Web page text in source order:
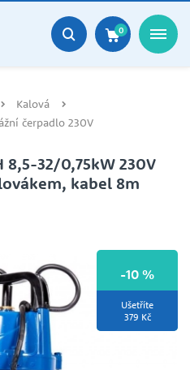
0
Kalová
čerpadlo 230V
8,5-32/0,75kW 230V
kabel 8m
-10 %
Ušetříte
379 Kč